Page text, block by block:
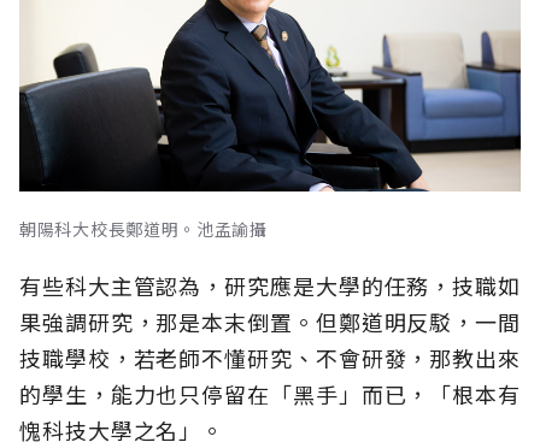
朝陽科大校長鄭道明。池孟諭攝
有些科大主管認為，研究應是大學的任務，技職如
果強調研究，那是本末倒置。但鄭道明反駁，一間
技職學校，若老師不懂研究、不會研發，那教出來
的學生，能力也只停留在「黑手」而已，「根本有
愧科技大學之名」。